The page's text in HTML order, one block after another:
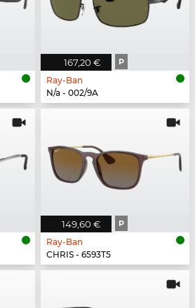
167,20 € P
Ray-Ban
N/a - 002/9A
149,60 € P
Ray-Ban
CHRIS - 6593T5